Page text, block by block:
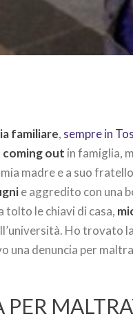
familiare, sempre in
coming out in famiglia,
madre e a suo
e aggredito con una
tolto le chiavi di casa,
Ho trovato
una denuncia per
PER